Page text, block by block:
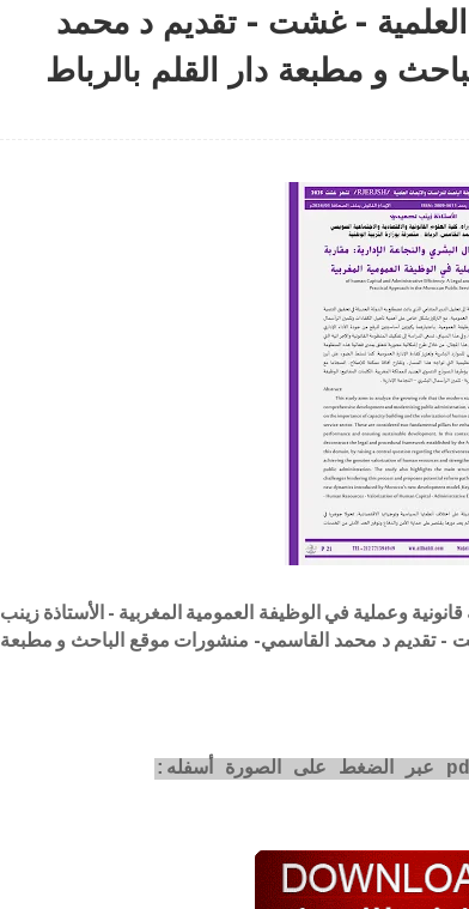
العلمية - غشت - تقديم د محمد
و مطبعة دار القلم بالرباط
وعملية في الوظيفة العمومية المغربية - الأستاذة زينب
- غشت - تقديم د محمد القاسمي- منشورات موقع الباحث و مطبعة